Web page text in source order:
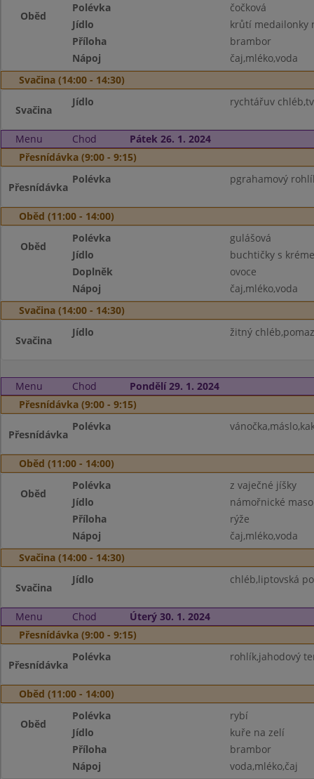
Oběd
Polévka
čočková
Jídlo
krůtí medailonky
Příloha
brambor
Nápoj
čaj,mléko,voda
Svačina (14:00 - 14:30)
Svačina
Jídlo rychtářuv
Menu Chod
Pátek 26. 1. 2024
Přesnídávka (9:00 - 9:15)
Přesnídávka
Polévka pgrahamový
Oběd (11:00 - 14:00)
Oběd
Polévka
gulášová
Jídlo
buchtičky s
Doplněk
ovoce
Nápoj
čaj,mléko,voda
Svačina (14:00 - 14:30)
Svačina
Jídlo žitný
Menu Chod
Pondělí 29. 1. 2024
Přesnídávka (9:00 - 9:15)
Přesnídávka
Polévka
Oběd (11:00 - 14:00)
Oběd
Polévka
z vaječné jíšky
Jídlo
námořnické maso
Příloha
rýže
Nápoj
čaj,mléko,voda
Svačina (14:00 - 14:30)
Svačina
Jídlo chléb,liptovská
Menu Chod
Úterý 30. 1. 2024
Přesnídávka (9:00 - 9:15)
Přesnídávka
Polévka rohlík,jahodový
Oběd (11:00 - 14:00)
Oběd
Polévka
rybí
Jídlo
kuře na zelí
Příloha
brambor
Nápoj
voda,mléko,čaj